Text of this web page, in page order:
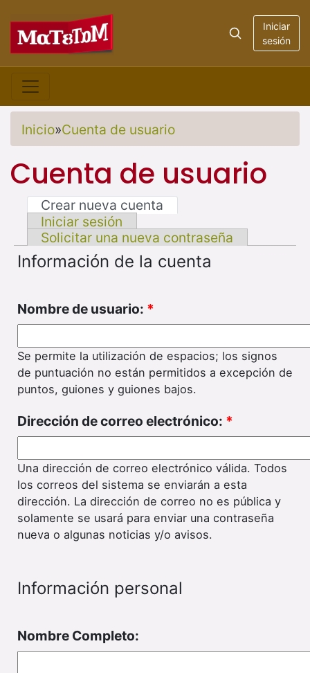
Iniciar
sesión
Inicio»Cuenta de usuario
Cuenta de usuario
Crear nueva cuenta
Iniciar sesión
Solicitar una nueva contraseña
Información de la cuenta
Nombre de usuario: *
Se permite la utilización de espacios; los signos
de puntuación no están permitidos a excepción de
puntos, guiones y guiones bajos.
Dirección de correo electrónico: *
Una dirección de correo electrónico válida. Todos
los correos del sistema se enviarán a esta
dirección. La dirección de correo no es pública y
solamente se usará para enviar una contraseña
nueva o algunas noticias y/o avisos.
Información personal
Nombre Completo: